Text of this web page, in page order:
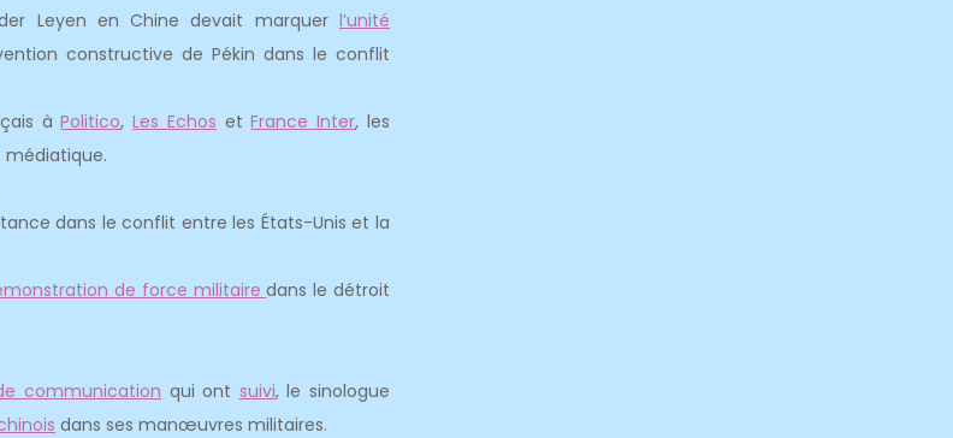
Leyen en Chine devait marquer l’unité
constructive de Pékin dans le conflit
àPolitico,Les Echos etFrance Inter, les
dans le conflit entre les États-Unis et la
de force militairedans le détroit
communication qui ont suivi, le sinologue
dans ses manœuvres militaires.